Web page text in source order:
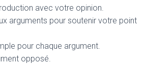
avec votre opinion.
arguments pour soutenir votre point
pour chaque argument.
opposé.